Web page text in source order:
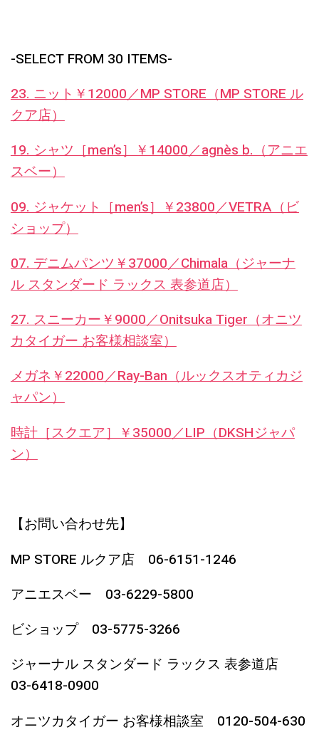
-SELECT FROM 30 ITEMS-
23. ニット￥12000／MP STORE（MP STORE ル
クア店）
19. シャツ［men’s］￥14000／agnès b.（アニエ
スベー）
09. ジャケット［men’s］￥23800／VETRA（ビ
ショップ）
07. デニムパンツ￥37000／Chimala（ジャーナ
ル スタンダード ラックス 表参道店）
27. スニーカー￥9000／Onitsuka Tiger（オニツ
カタイガー お客様相談室）
メガネ￥22000／Ray-Ban（ルックスオティカジ
ャパン）
時計［スクエア］￥35000／LIP（DKSHジャパ
ン）
【お問い合わせ先】
MP STORE ルクア店 06-6151-1246
アニエスベー 03-6229-5800
ビショップ 03-5775-3266
ジャーナル スタンダード ラックス 表参道店
03-6418-0900
オニツカタイガー お客様相談室 0120-504-630